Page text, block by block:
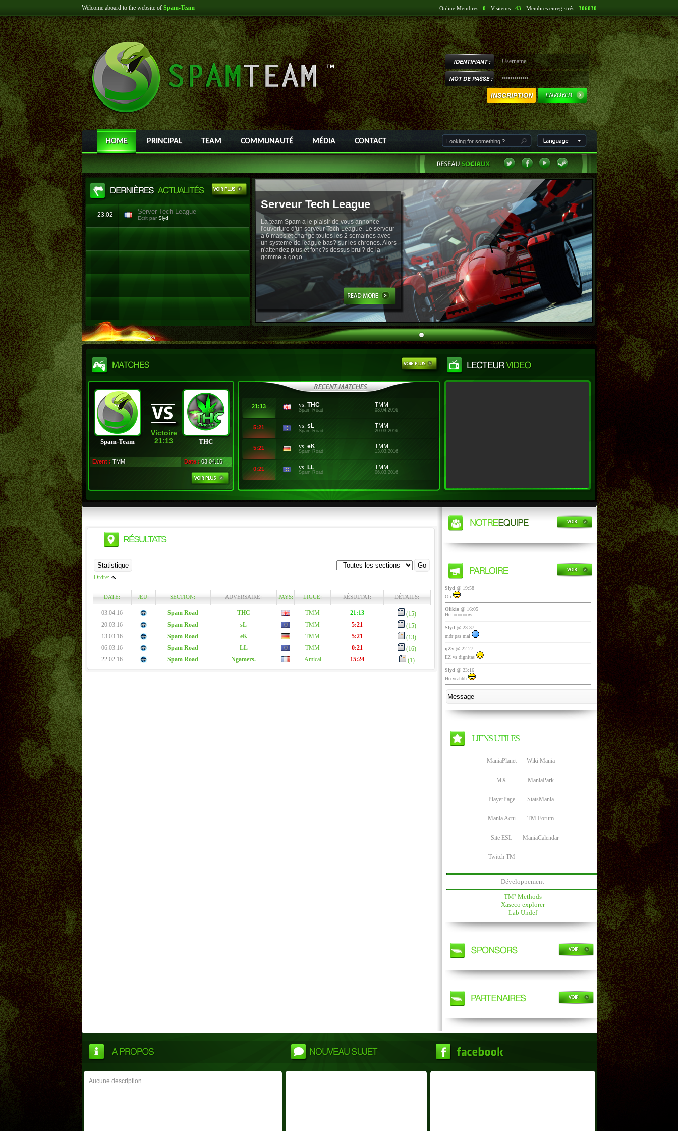
Welcome aboard to the website of Spam-Team Online Membres : 0 - Visiteurs : 43 - Membres enregistrés : 306030
HOME PRINCIPAL TEAM COMMUNAUTÉ MÉDIA CONTACT
23.02 Server Tech League
Ecrit par Slyd
Serveur Tech League
La team Spam a le plaisir de vous annonce
l'ouverture d'un serveur Tech League. Le serveur
a 6 maps et change toutes les 2 semaines avec
un systeme de league bas? sur les chronos. Alors
n'attendez plus et fonc?s dessus brul? de la
gomme a gogo ..
Spam-Team
Victoire
21:13
THC
Event : TMM Date : 03.04.16
21:13 vs. THC
Spam Road
TMM
03.04.2016
5:21 vs. sL
Spam Road
TMM
20.03.2016
5:21 vs. eK
Spam Road
TMM
13.03.2016
0:21 vs. LL
Spam Road
TMM
06.03.2016
RÉSULTATS
Ordre:
DATE: JEU: SECTION: ADVERSAIRE: PAYS: LIGUE: RÉSULTAT: DÉTAILS:
03.04.16 Spam Road THC TMM 21:13
(15)
20.03.16
Spam Road sL TMM 5:21
(15)
13.03.16
Spam Road eK TMM 5:21
(13)
06.03.16
Spam Road LL TMM 0:21
(16)
22.02.16
Spam Road Ngamers. Amical 15:24 (1)
Slyd @ 19:58
Oli
Olikio@ 16:05
Helloooooow
Slyd @ 23:37
mdr pas mal
qZv@ 22:27
EZ vs dignitas
Slyd @ 23:16
Ho yeahhh
LIENS UTILES
ManiaPlanet Wiki Mania
MX ManiaPark
PlayerPage StatsMania
Mania Actu TM Forum
Site ESL ManiaCalendar
Twitch TM
Développement
TM² Methods
Xaseco explorer
Lab Undef
Aucune description.